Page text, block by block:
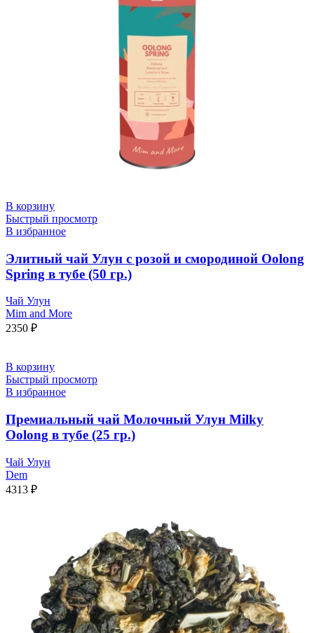
В корзину
Быстрый просмотр
В избранное
Элитный чай Улун с розой и смородиной Oolong
Spring в тубе (50 гр.)
Чай Улун
Mim and More
2350 ₽
В корзину
Быстрый просмотр
В избранное
Премиальный чай Молочный Улун Milky
Oolong в тубе (25 гр.)
Чай Улун
Dem
4313 ₽